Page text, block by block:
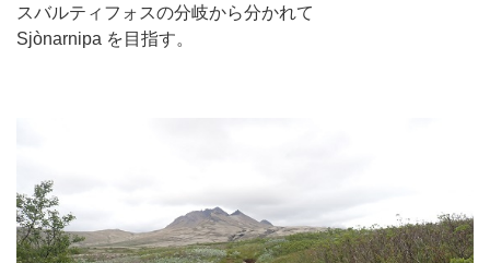
スバルティフォスの分岐から分かれて
Sjònarnipa を目指す。